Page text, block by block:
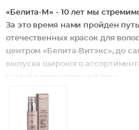
«Белита-М» - 10 лет мы
За это время нами пройден
отечественных красок для
центром «Белита-Витэкс», до
выпуска широкого
самый взыскательный вкус.
элементы окружающего мира,
предложить Природа,